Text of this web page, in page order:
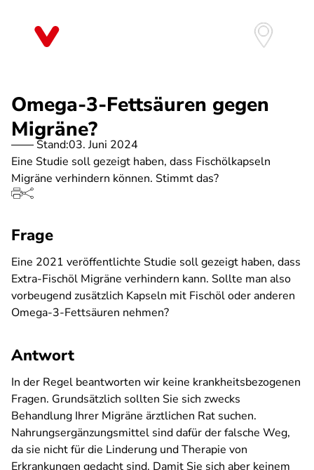
Omega-3-Fettsäuren gegen
Migräne?
Stand:03. Juni 2024
Eine Studie soll gezeigt haben, dass Fischölkapseln
Migräne verhindern können. Stimmt das?
Frage
Eine 2021 veröffentlichte Studie soll gezeigt haben, dass
Extra-Fischöl Migräne verhindern kann. Sollte man also
vorbeugend zusätzlich Kapseln mit Fischöl oder anderen
Omega-3-Fettsäuren nehmen?
Antwort
In der Regel beantworten wir keine krankheitsbezogenen
Fragen. Grundsätzlich sollten Sie sich zwecks
Behandlung Ihrer Migräne ärztlichen Rat suchen.
Nahrungsergänzungsmittel sind dafür der falsche Weg,
da sie nicht für die Linderung und Therapie von
Erkrankungen gedacht sind. Damit Sie sich aber keinem